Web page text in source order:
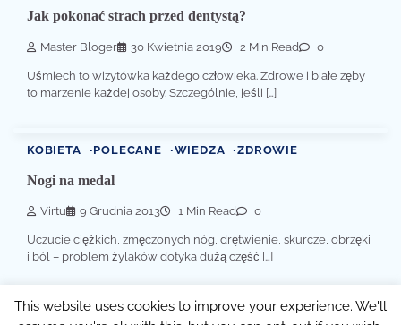
Jak pokonać strach przed dentystą?
Master Bloger 30 Kwietnia 2019 2 Min Read 0
Uśmiech to wizytówka każdego człowieka. Zdrowe i białe zęby
to marzenie każdej osoby. Szczególnie, jeśli […]
KOBIETA POLECANE WIEDZA ZDROWIE
Nogi na medal
Virtu 9 Grudnia 2013 1 Min Read 0
Uczucie ciężkich, zmęczonych nóg, drętwienie, skurcze, obrzęki
i ból – problem żylaków dotyka dużą część […]
This website uses cookies to improve your experience. We'll